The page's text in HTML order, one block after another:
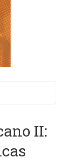
II: